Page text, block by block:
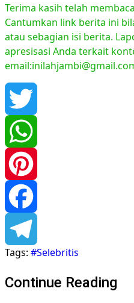
Terima kasih telah
Cantumkan link berita ini
atau sebagian isi berita.
apresisasi Anda terkait
Twitter
WhatsApp
Pinterest
Facebook
Telegram
Tags: #Selebritis
Continue Reading